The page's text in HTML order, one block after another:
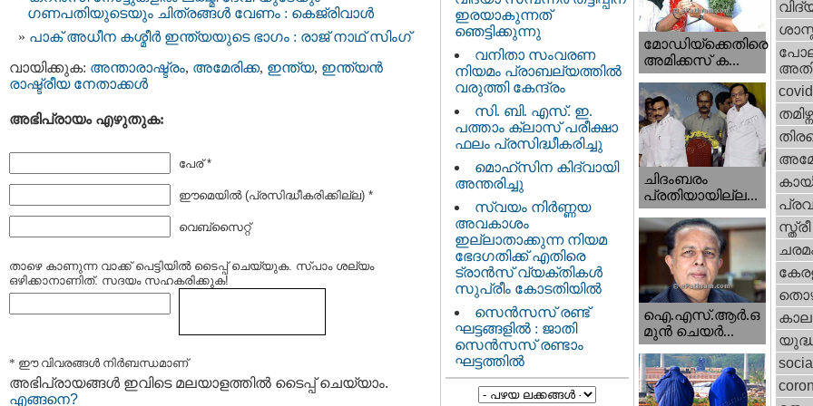
ഗണപതിയുടെയും ചിത്രങ്ങള്‍ വേണം : കെജ്രിവാള്‍
പാക് അധീന കശ്മീര്‍ ഇന്ത്യയുടെ ഭാഗം : രാജ്‌ നാഥ് സിംഗ്
വായിക്കുക: അന്താരാഷ്ട്രം, അമേരിക്ക, ഇന്ത്യ, ഇന്ത്യന്‍
രാഷ്ട്രീയ നേതാക്കള്‍
അഭിപ്രായം എഴുതുക:
പേര് *
ഈമെയില്‍ (പ്രസിദ്ധീകരിക്കില്ല) *
വെബ്സൈറ്റ്
താഴെ കാണുന്ന വാക്ക് പെട്ടിയില്‍ ടൈപ്പ്‌ ചെയ്യുക. സ്പാം ശല്യം
ഒഴിക്കാനാണിത്. സദയം സഹകരിക്കുക!
* ഈ വിവരങ്ങള്‍ നിര്‍ബന്ധമാണ്
അഭിപ്രായങ്ങള്‍ ഇവിടെ മലയാളത്തില്‍ ടൈപ്പ് ചെയ്യാം.
എങ്ങനെ?
ഇരയാകുന്നത്‌
ഞെട്ടിക്കുന്നു
വനിതാ സംവരണ
നിയമം പ്രാബല്യത്തിൽ
വരുത്തി കേന്ദ്രം
സി. ബി. എസ്. ഇ.
പത്താം ക്ലാസ് പരീക്ഷാ
ഫലം പ്രസിദ്ധീകരിച്ചു
മൊഹ്‌സിന കിദ്വായി
അന്തരിച്ചു
സ്വയം നിർണ്ണയ
അവകാശം
ഇല്ലാതാക്കുന്ന നിയമ
ഭേദഗതിക്ക് എതിരെ
ട്രാൻസ് വ്യക്തികൾ
സുപ്രീം കോടതിയിൽ
സെന്‍സസ് രണ്ട്
ഘട്ടങ്ങളിൽ : ജാതി
സെന്‍സസ് രണ്ടാം
ഘട്ടത്തിൽ
മോഡിയ്ക്കെതിരെ
അമിക്കസ് ക...
ചിദംബരം
പ്രതിയായില്ല...
ഐ.എസ്.ആര്‍.ഒ
മുന്‍ ചെയര്‍...